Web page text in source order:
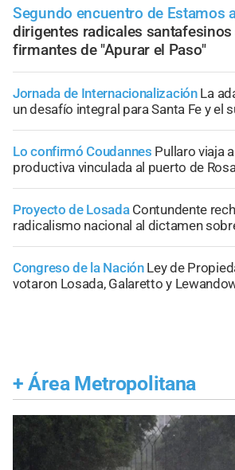
Segundo encuentro de Estamos
dirigentes radicales
firmantes de "Apurar el Paso"
Jornada de Internacionalización La
un desafío integral para Santa Fe y el
Lo confirmó Coudannes Pullaro viaja
productiva vinculada al puerto de
Proyecto de Losada Contundente
radicalismo nacional al dictamen
Congreso de la Nación Ley de
votaron Losada, Galaretto y
+ Área Metropolitana